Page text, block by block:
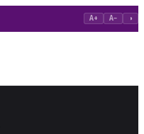
A+ A− ◑